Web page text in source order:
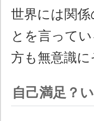
世界には関
とを言って
方も無意識
自己満足？